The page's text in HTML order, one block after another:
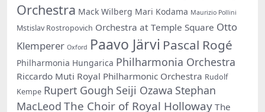
Orchestra Mack Wilberg Mari Kodama Maurizio Pollini
Mstislav Rostropovich Orchestra at Temple Square Otto
Klemperer Oxford Paavo Järvi Pascal Rogé
Philharmonia Hungarica Philharmonia Orchestra
Riccardo Muti Royal Philharmonic Orchestra Rudolf
Kempe Rupert Gough Seiji Ozawa Stephan
MacLeod The Choir of Royal Holloway The